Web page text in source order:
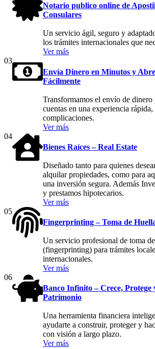
Notario publico online de
Consulares
Un servicio ágil, seguro y
los trámites internacionales que
Ver más
03
Envía Dinero en Minutos y
Fácilmente
Transformamos el envío de dinero
cuentas en una experiencia
complicaciones.
Ver más
04
Bienes Raíces – Real Estate
Diseñado tanto para quienes
alquilar propiedades, como para
una inversión segura. Además
y prestamos hipotecarios.
Ver más
05
Fingerprinting – Toma de
Un servicio profesional de toma
(fingerprinting) para trámites
internacionales.
Ver más
06
Banco Infinito – Crece,
Patrimonio
Una herramienta financiera
ayudarte a construir, proteger y
con visión a largo plazo.
Ver más